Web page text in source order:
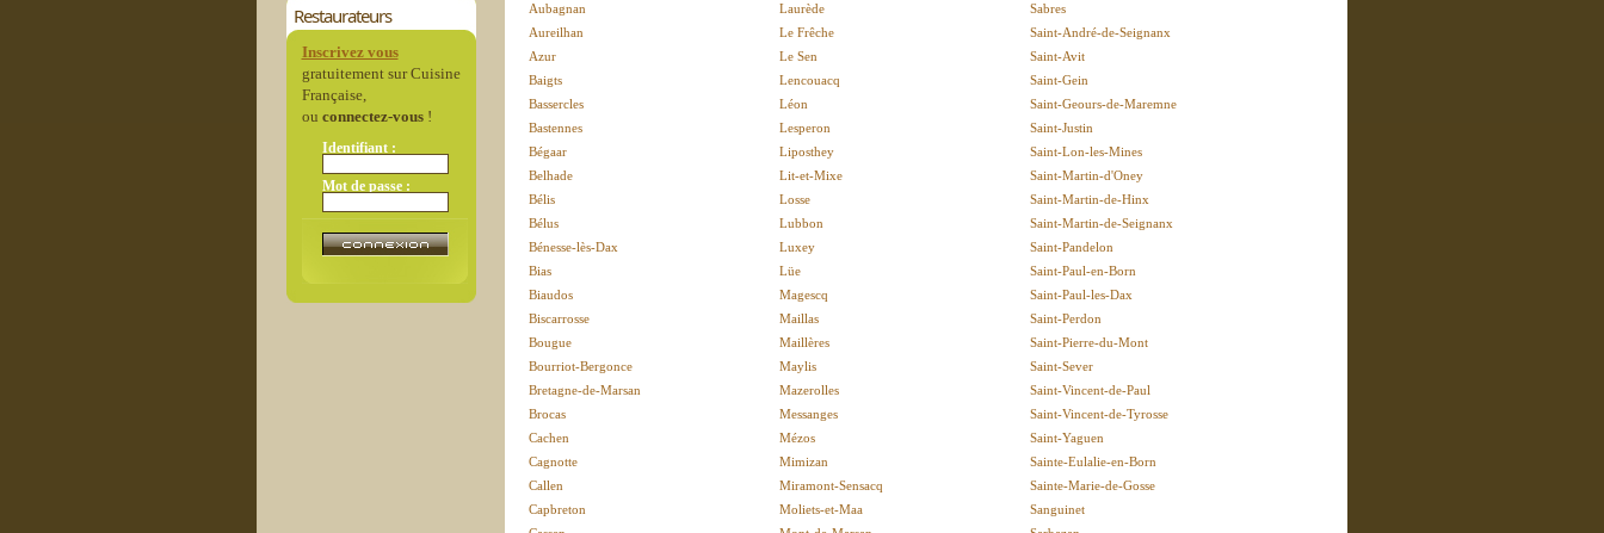
Restaurateurs
Inscrivez vous
gratuitement sur Cuisine
Française,
ou connectez-vous!
Identifiant :
Mot de passe :
Aubagnan
Aureilhan
Azur
Baigts
Bassercles
Bastennes
Bégaar
Belhade
Bélis
Bélus
Bénesse-lès-Dax
Bias
Biaudos
Biscarrosse
Bougue
Bourriot-Bergonce
Bretagne-de-Marsan
Brocas
Cachen
Cagnotte
Callen
Capbreton
Laurède
Le Frêche
Le Sen
Lencouacq
Léon
Lesperon
Liposthey
Lit-et-Mixe
Losse
Lubbon
Luxey
Lüe
Magescq
Maillas
Maillères
Maylis
Mazerolles
Messanges
Mézos
Mimizan
Miramont-Sensacq
Moliets-et-Maa
Sabres
Saint-André-de-Seignanx
Saint-Avit
Saint-Gein
Saint-Geours-de-Maremne
Saint-Justin
Saint-Lon-les-Mines
Saint-Martin-d'Oney
Saint-Martin-de-Hinx
Saint-Martin-de-Seignanx
Saint-Pandelon
Saint-Paul-en-Born
Saint-Paul-les-Dax
Saint-Perdon
Saint-Pierre-du-Mont
Saint-Sever
Saint-Vincent-de-Paul
Saint-Vincent-de-Tyrosse
Saint-Yaguen
Sainte-Eulalie-en-Born
Sainte-Marie-de-Gosse
Sanguinet